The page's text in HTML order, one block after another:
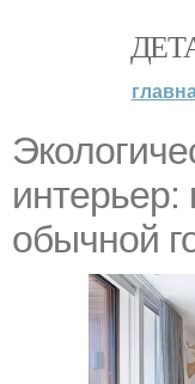
интерьер:
обычной